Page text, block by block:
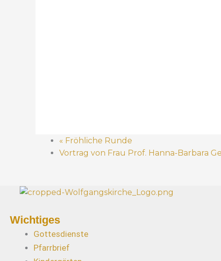
« Fröhliche Runde
Vortrag von Frau Prof. Hanna-Barbara
Wichtiges
Gottesdienste
Pfarrbrief